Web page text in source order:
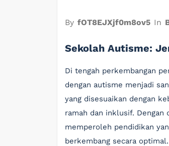
By fOT8EJXjf0m8ov5 In
Sekolah Autisme:
Di tengah perkembangan
dengan autisme menjadi
yang disesuaikan dengan
ramah dan inklusif. Dengan
memperoleh pendidikan
berkembang secara optimal.